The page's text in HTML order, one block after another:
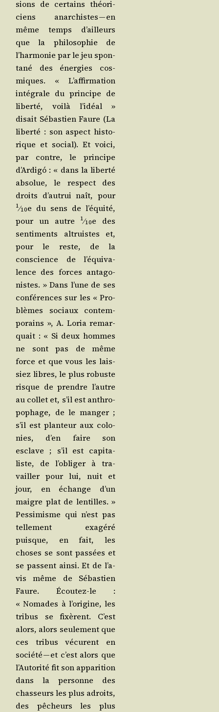
sions de cer­tains théo­ri­
ciens anar­chistes — en
même temps d’ailleurs
que la phi­lo­so­phie de
l’har­mo­nie par le jeu spon­
ta­né des éner­gies cos­
miques. « L’af­fir­ma­tion
inté­grale du prin­cipe de
liber­té, voi­là l’i­déal »
disait Sébas­tien Faure (La
liber­té : son aspect his­to­
rique et social). Et voi­ci,
par contre, le prin­cipe
d’Ar­digó : « dans la liber­té
abso­lue, le res­pect des
droits d’au­trui naît, pour
1⁄10e du sens de l’é­qui­té,
pour un autre
1⁄10e des
sen­ti­ments altruistes et,
pour le reste, de la
conscience de l’é­qui­va­
lence des forces anta­go­
nistes. » Dans l’une de ses
confé­rences sur les « Pro­
blèmes sociaux contem­
po­rains », A. Loria remar­
quait : « Si deux hommes
ne sont pas de même
force et que vous les lais­
siez libres, le plus robuste
risque de prendre l’autre
au col­let et, s’il est anthro­
po­phage, de le man­ger ;
s’il est plan­teur aux colo­
nies, d’en faire son
esclave ; s’il est capi­ta­
liste, de l’o­bli­ger à tra­
vailler pour lui, nuit et
jour, en échange d’un
maigre plat de len­tilles. »
Pes­si­misme qui n’est pas
tel­le­ment exa­gé­ré
puisque, en fait, les
choses se sont pas­sées et
se passent ain­si. Et de l’a­
vis même de Sébas­tien
Faure. Écou­tez-le :
« Nomades à l’o­ri­gine, les
tri­bus se fixèrent. C’est
alors, alors seule­ment que
ces tri­bus vécurent en
socié­té — et c’est alors que
l’Au­to­ri­té fit son appa­ri­tion
dans la per­sonne des
chas­seurs les plus adroits,
des pêcheurs les plus